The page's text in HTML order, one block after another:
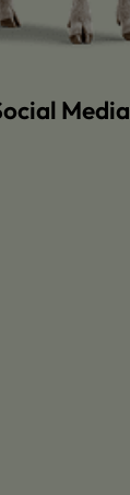
Media